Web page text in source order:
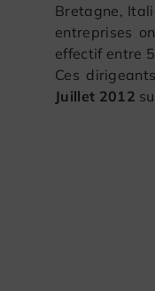
Bretagne,
entreprises
effectif entre
Ces
Juillet 2012